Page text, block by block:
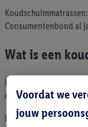
Consumentenbond al
Wat is een
dat zorgt voor een
Een
Voordat we
jouw